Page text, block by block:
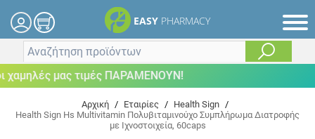
EASY PHARMACY
μας τιμές ΠΑΡΑΜΕΝΟΥΝ!
Αρχική / Εταιρίες / Health Sign /
Health Sign Hs Multivitamin Πολυβιταμινούχο Συμπλήρωμα Διατροφής
με Ιχνοστοιχεία, 60caps